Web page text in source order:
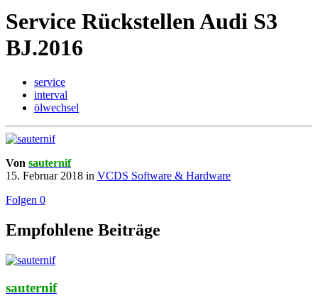
Service Rückstellen Audi S3
BJ.2016
service
interval
ölwechsel
Von sauternif
15. Februar 2018 in VCDS Software & Hardware
Folgen 0
Empfohlene Beiträge
sauternif